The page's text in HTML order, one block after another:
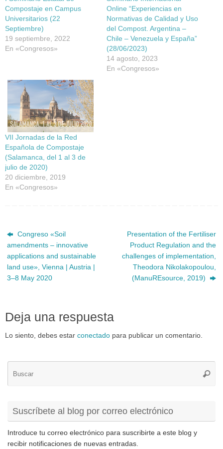
Compostaje en Campus
Universitarios (22
Septiembre)
19 septiembre, 2022
En «Congresos»
Online “Experiencias en
Normativas de Calidad y Uso
del Compost. Argentina –
Chile – Venezuela y España”
(28/06/2023)
14 agosto, 2023
En «Congresos»
VII Jornadas de la Red
Española de Compostaje
(Salamanca, del 1 al 3 de
julio de 2020)
20 diciembre, 2019
En «Congresos»
Congreso «Soil
amendments – innovative
applications and sustainable
land use», Vienna | Austria |
3–8 May 2020
Presentation of the Fertiliser
Product Regulation and the
challenges of implementation,
Theodora Nikolakopoulou,
(ManuREsource, 2019)
Deja una respuesta
Lo siento, debes estar conectado para publicar un comentario.
Suscríbete al blog por correo electrónico
Introduce tu correo electrónico para suscribirte a este blog y
recibir notificaciones de nuevas entradas.